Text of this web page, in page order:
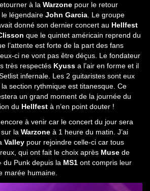
à la Warzone pour le retour
légendaire John Garcia . Le groupe
donné son dernier concert au Hellfest
que le quintet américain reprend du
l’attente est forte de la part des fans
ci ne vont pas être déçus. Le fondateur
très respectés Kyuss a l’air en forme et il
infernale. Les 2 guitaristes sont eux
section rythmique est titanesque. Ce
un grand moment de la journée du
du Hellfest à n’en point douter !
à venir car le concert du jour sera
sur la Warzone à 1 heure du matin. J’ai
Valley pour rejoindre celle-ci car tous
qui ont fait le choix après Muse de
du Punk depuis la MS1 ont compris leur
marée humaine.